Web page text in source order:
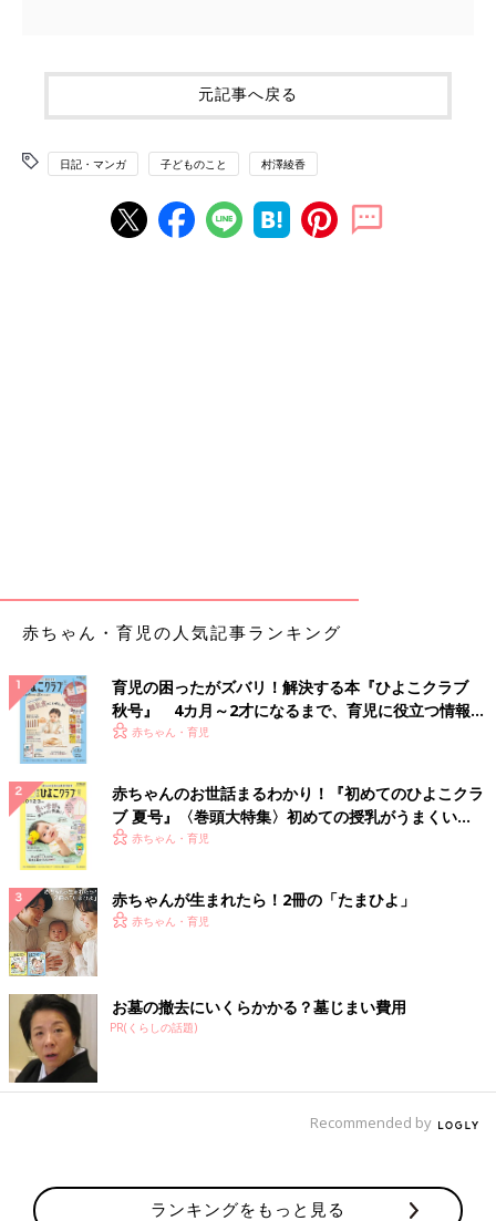
元記事へ戻る
日記・マンガ 子どものこと 村澤綾香
赤ちゃん・育児の人気記事ランキング
育児の困ったがズバリ！解決する本『ひよこクラブ
秋号』 4カ月～2才になるまで、育児に役立つ情報が
いっぱい！
赤ちゃん・育児
赤ちゃんのお世話まるわかり！『初めてのひよこクラ
ブ 夏号』〈巻頭大特集〉初めての授乳がうまくい
く！ おっぱい・ミルクの基本と夏のトラブル 解決テ
赤ちゃん・育児
赤ちゃんが生まれたら！2冊の「たまひよ」
赤ちゃん・育児
お墓の撤去にいくらかかる？墓じまい費用
PR(くらしの話題)
Recommended by
ランキングをもっと見る